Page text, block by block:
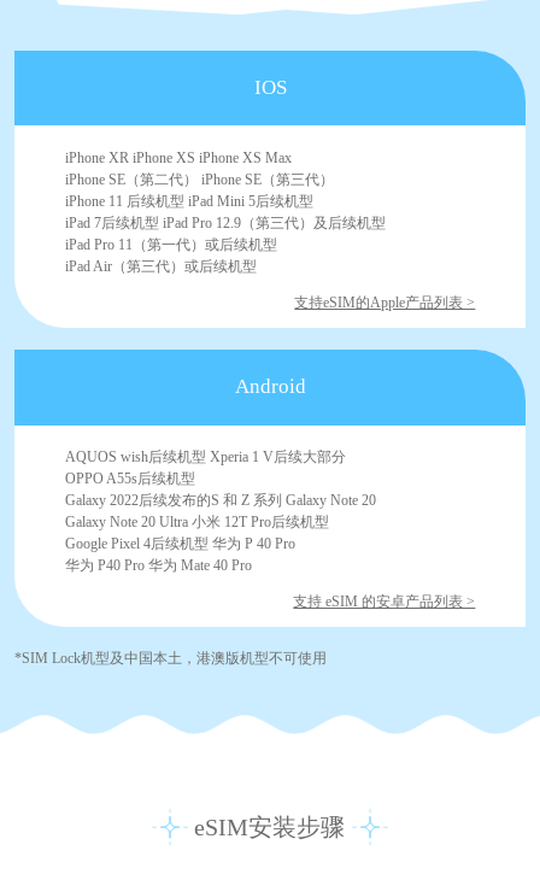
IOS
iPhone XR iPhone XS iPhone XS Max
iPhone SE（第二代） iPhone SE（第三代）
iPhone 11 后续机型 iPad Mini 5后续机型
iPad 7后续机型 iPad Pro 12.9（第三代）及后续机型
iPad Pro 11（第一代）或后续机型
iPad Air（第三代）或后续机型
支持eSIM的Apple产品列表 >
Android
AQUOS wish后续机型 Xperia 1 V后续大部分
OPPO A55s后续机型
Galaxy 2022后续发布的S 和 Z 系列 Galaxy Note 20
Galaxy Note 20 Ultra 小米 12T Pro后续机型
Google Pixel 4后续机型 华为 P 40 Pro
华为 P40 Pro 华为 Mate 40 Pro
支持 eSIM 的安卓产品列表 >
*SIM Lock机型及中国本土，港澳版机型不可使用
eSIM安装步骤